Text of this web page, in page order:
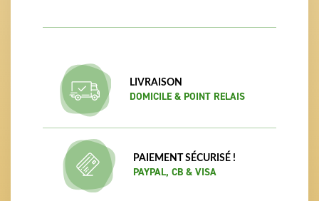
LIVRAISON
DOMICILE & POINT RELAIS
PAIEMENT SÉCURISÉ !
PAYPAL, CB & VISA